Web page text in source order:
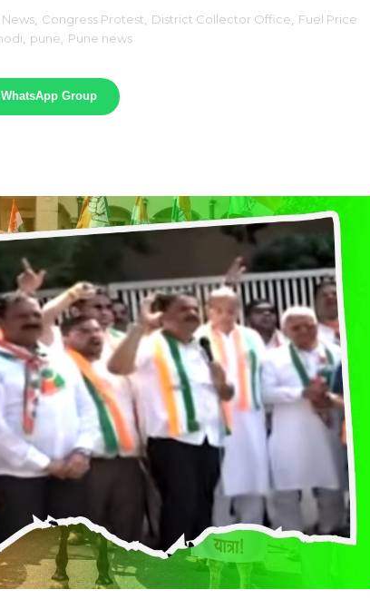
Congress Protest District Collector Office
Fuel Price
pune Pune news
Group